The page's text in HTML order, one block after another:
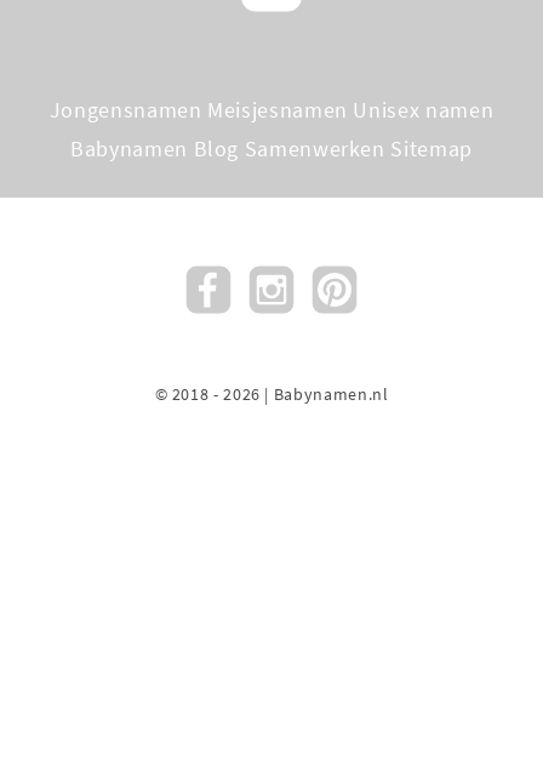
Jongensnamen Meisjesnamen Unisex namen
Babynamen Blog Samenwerken Sitemap
© 2018 - 2026 | Babynamen.nl